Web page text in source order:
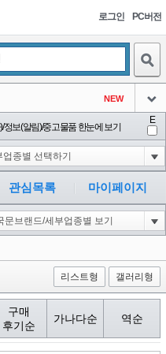
로그인 PC버전
NEW
아이콘
--
아이콘
아이콘
1
--
아이콘
1
정보(알림)/중고물품 한눈에 보기
E
관심목록 마이페이지
리스트형 갤러리형
구매
후기순
가나다순 역순